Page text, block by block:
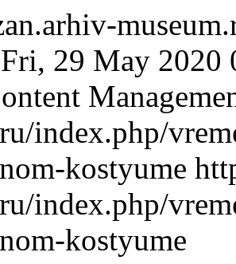
Fri, 29 May 2020
index.php/
kostyume
index.php/
kostyume